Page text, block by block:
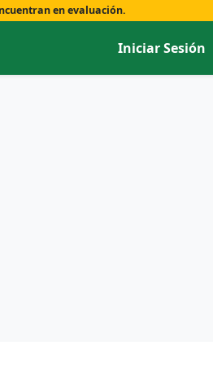
en evaluación.
Iniciar Sesión